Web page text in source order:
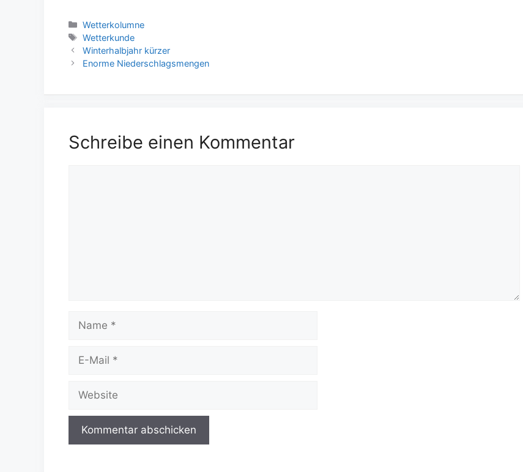
Kategorien
Wetterkolumne
Schlagwörter
Wetterkunde
Winterhalbjahr kürzer
Enorme Niederschlagsmengen
Schreibe einen Kommentar
Mail